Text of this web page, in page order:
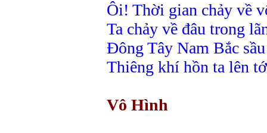
Ôi! Thời gian chảy về
Ta chảy về đâu trong
Đông Tây Nam Bắc
Thiêng khí hồn ta lên
Vô Hình